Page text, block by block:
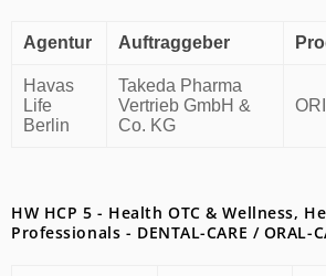
Agentur Auftraggeber
Havas
Life
Berlin
Takeda Pharma
Vertrieb GmbH &
Co. KG
HW HCP 5 - Health OTC & Wellness,
Professionals - DENTAL-CARE / ORAL-